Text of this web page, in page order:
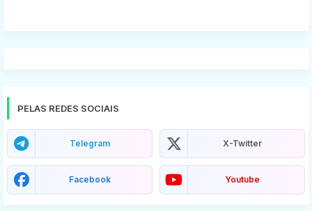
PELAS REDES SOCIAIS
Telegram X-Twitter
Facebook Youtube